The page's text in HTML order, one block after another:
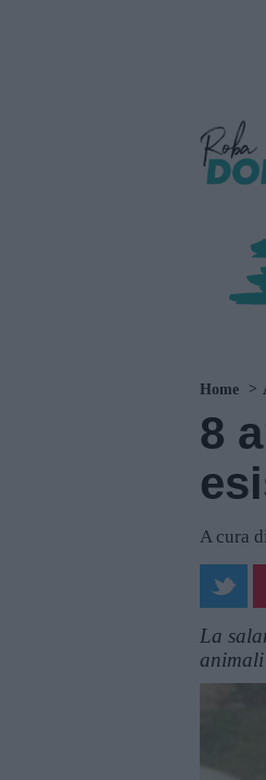
Home
8
A cura
La
animali